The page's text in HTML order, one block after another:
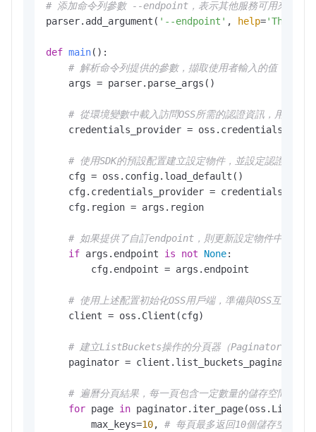
# 添加命令列參數 --endpoint，表示其他服務可用來訪問
parser.add_argument( '--endpoint' , help='The
def main():
# 解析命令列提供的參數，擷取使用者輸入的值
    args = parser.parse_args()
# 從環境變數中載入訪問OSS所需的認證資訊，用於身
credentials_provider =
# 使用SDK的預設配置建立設定物件，並設定認證提供者
    cfg = oss.config.load_default()
cfg.credentials_provider =
    cfg.region = args.region
# 如果提供了自訂endpoint，則更新設定物件中的
if args.endpoint is not None:
        cfg.endpoint = args.endpoint
# 使用上述配置初始化OSS用戶端，準備與OSS互動
    client = oss.Client(cfg)
# 建立ListBuckets操作的分頁器（Paginator），以
    paginator = client.list_buckets_paginator()
# 遍曆分頁結果，每一頁包含一定數量的儲存空間
for page in
        max_keys=
10, # 每頁最多返回10個儲存空間